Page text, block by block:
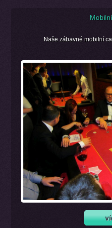
Naše zábavné mobilní